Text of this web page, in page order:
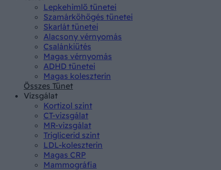
Lepkehimlő tünetei
Szamárköhögés tünetei
Skarlát tünetei
Alacsony vérnyomás
Csalánkiütés
Magas vérnyomás
ADHD tünetei
Magas koleszterin
Összes Tünet
Vizsgálat
Kortizol szint
CT-vizsgálat
MR-vizsgálat
Triglicerid szint
LDL-koleszterin
Magas CRP
Mammográfia